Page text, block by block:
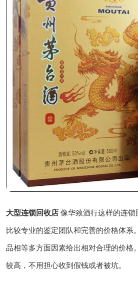
大型连锁回收店像华致酒行这样的连锁
比较专业的鉴定团队和完善的价格体系
品相等多方面因素给出相对合理的价格
较高，不用担心收到假钱或者被坑。